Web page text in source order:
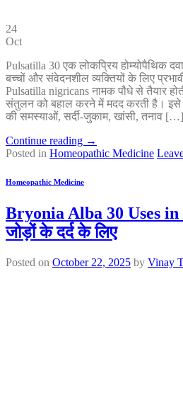
24
Oct
Pulsatilla 30 एक लोकप्रिय होम्योपैथिक
बच्चों और संवेदनशील व्यक्तियों के लिए
Pulsatilla nigricans नामक पौधे से तैयार
संतुलन को बहाल करने में मदद करती है। इसे
की समस्याओं, सर्दी-जुकाम, खांसी, तनाव […]
Continue reading →
Posted in Homeopathic Medicine
Homeopathic Medicine
Bryonia Alba 30 Uses
जोड़ों के दर्द के लिए
Posted on October 22, 2025 by Vinay